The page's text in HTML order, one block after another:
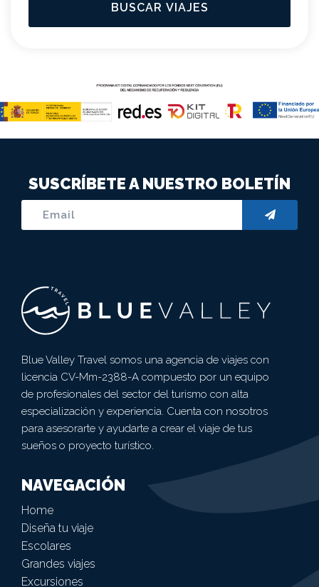
BUSCAR VIAJES
SUSCRÍBETE A NUESTRO BOLETÍN
Blue Valley Travel somos una agencia de viajes con
licencia CV-Mm-2388-A compuesto por un equipo
de profesionales del sector del turismo con alta
especialización y experiencia. Cuenta con nosotros
para asesorarte y ayudarte a crear el viaje de tus
sueños o proyecto turístico.
NAVEGACIÓN
Home
Diseña tu viaje
Escolares
Grandes viajes
Excursiones